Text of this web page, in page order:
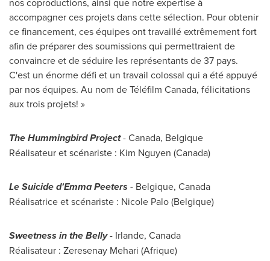
accompagner ces projets dans cette sélection. Pour obtenir
ce financement, ces équipes ont travaillé extrêmement fort
afin de préparer des soumissions qui permettraient de
convaincre et de séduire les représentants de 37 pays.
C'est un énorme défi et un travail colossal qui a été appuyé
par nos équipes. Au nom de Téléfilm Canada, félicitations
aux trois projets! »
The Hummingbird Project- Canada, Belgique
Réalisateur et scénariste : Kim Nguyen (Canada)
Le Suicide d'Emma Peeters - Belgique, Canada
Réalisatrice et scénariste : Nicole Palo(Belgique)
Sweetness in the Belly- Irlande, Canada
Réalisateur : Zeresenay Mehari (Afrique)